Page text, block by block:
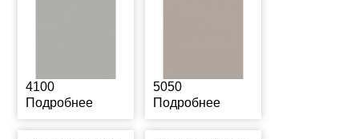
4100
Подробнее
5050
Подробнее